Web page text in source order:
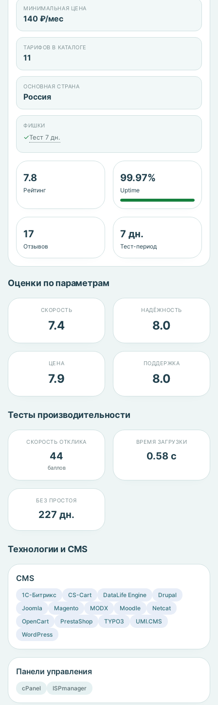
МИНИМАЛЬНАЯ ЦЕНА
140 ₽/мес
ТАРИФОВ В КАТАЛОГЕ
11
ОСНОВНАЯ СТРАНА
Россия
ФИШКИ
✓Тест 7 дн.
7.8
Рейтинг
99.97%
Uptime
17
Отзывов
7 дн.
Тест-период
Оценки по параметрам
СКОРОСТЬ
7.4
НАДЁЖНОСТЬ
8.0
ЦЕНА
7.9
ПОДДЕРЖКА
8.0
Тесты производительности
СКОРОСТЬ ОТКЛИКА
44
баллов
ВРЕМЯ ЗАГРУЗКИ
0.58 с
БЕЗ ПРОСТОЯ
227 дн.
Технологии и CMS
CMS
1C-Битрикс CS-Cart DataLife Engine
Drupal
Joomla
Magento MODX Moodle
Netcat
OpenCart
PrestaShop TYPO3
UMI.CMS
WordPress
Панели управления
cPanel ISPmanager